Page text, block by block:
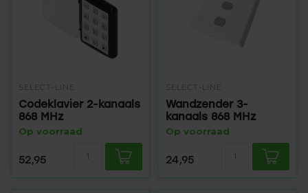
SELECT-LINE
Codeklavier 2-kanaals
868 MHz
Op voorraad
52,95
SELECT-LINE
Wandzender 3-
kanaals 868 MHz
Op voorraad
24,95